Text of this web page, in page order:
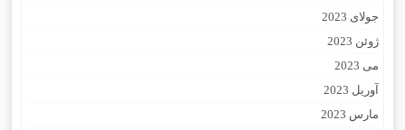
جولای 2023
ژوئن 2023
می 2023
آوریل 2023
مارس 2023